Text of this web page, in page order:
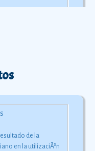
de la
en la utilizaciÃ³n